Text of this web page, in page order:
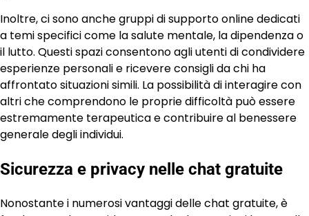
Inoltre, ci sono anche gruppi di supporto online dedicati
a temi specifici come la salute mentale, la dipendenza o
il lutto. Questi spazi consentono agli utenti di condividere
esperienze personali e ricevere consigli da chi ha
affrontato situazioni simili. La possibilità di interagire con
altri che comprendono le proprie difficoltà può essere
estremamente terapeutica e contribuire al benessere
generale degli individui.
Sicurezza e privacy nelle chat gratuite
Nonostante i numerosi vantaggi delle chat gratuite, è